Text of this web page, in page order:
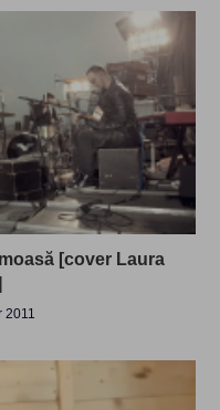
[cover Laura
2011